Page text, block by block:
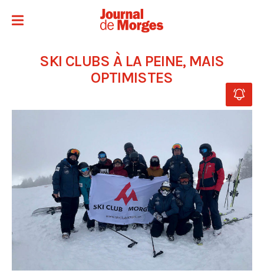
SKI CLUBS À LA PEINE, MAIS
OPTIMISTES